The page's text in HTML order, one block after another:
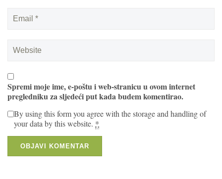
Spremi moje ime, e-poštu i web-stranicu u ovom internet
pregledniku za sljedeći put kada budem komentirao.
By using this form you agree with the storage and handling of
your data by this website. *